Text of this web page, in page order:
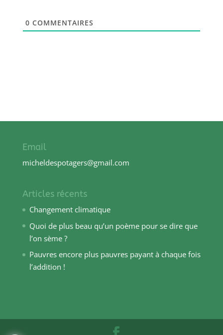
0 COMMENTAIRES
Email
micheldespotagers@gmail.com
Articles récents
Changement climatique
Quoi de plus beau qu’un poème pour se dire que
l’on sème ?
Pauvres encore plus pauvres payant à chaque fois
l’addition !